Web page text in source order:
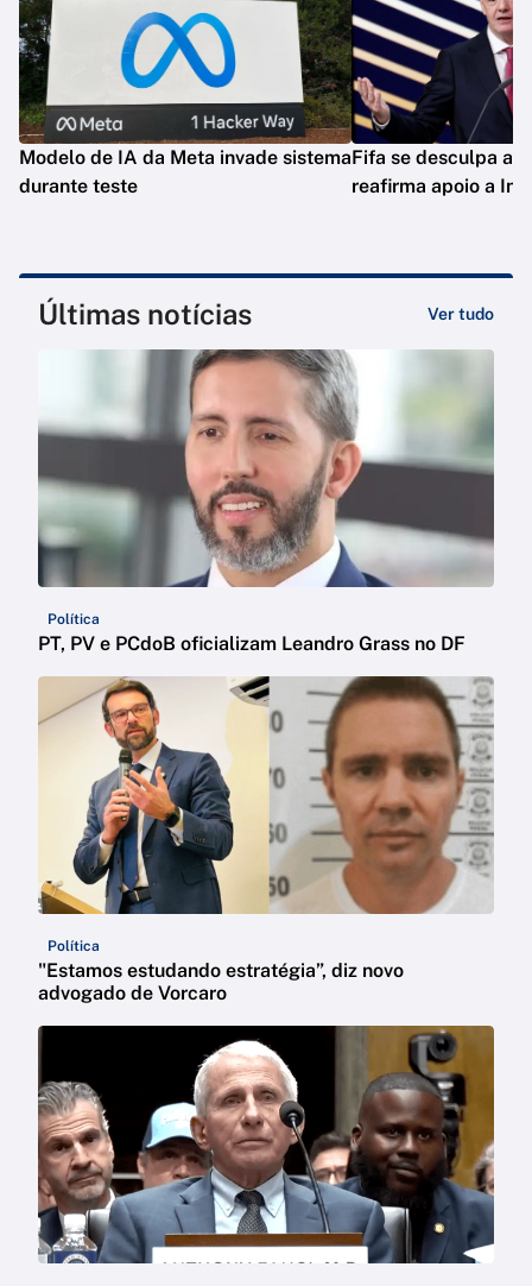
Modelo de IA da Meta invade sistema
durante teste
Fifa se desculpa
reafirma apoio a
Últimas notícias Ver tudo
Política
PT, PV e PCdoB oficializam Leandro Grass no DF
Política
"Estamos estudando estratégia”, diz novo
advogado de Vorcaro